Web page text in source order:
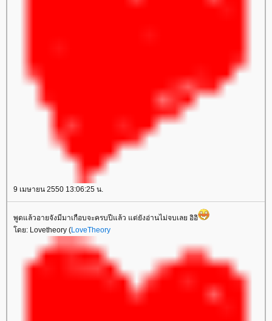
9 เมษายน 2550 13:06:25 น.
พูดแล้วอายจังมีมาเกือบจะครบปีแล้ว แต่ยังอ่านไม่จบเลย อิอิ
ดย: Lovetheory (LoveTheory